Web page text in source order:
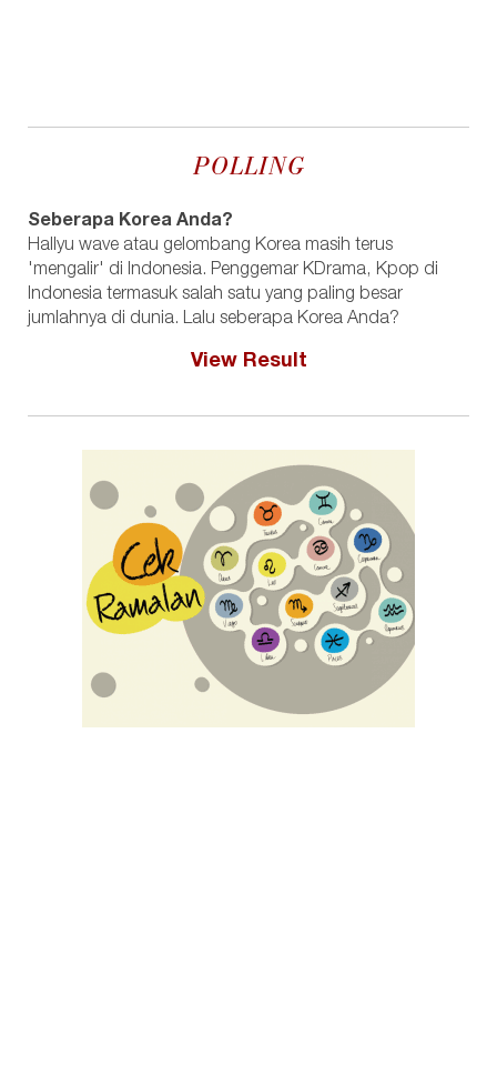
POLLING
Seberapa Korea Anda?
Hallyu wave atau gelombang Korea masih terus
'mengalir' di Indonesia. Penggemar KDrama, Kpop di
Indonesia termasuk salah satu yang paling besar
jumlahnya di dunia. Lalu seberapa Korea Anda?
View Result